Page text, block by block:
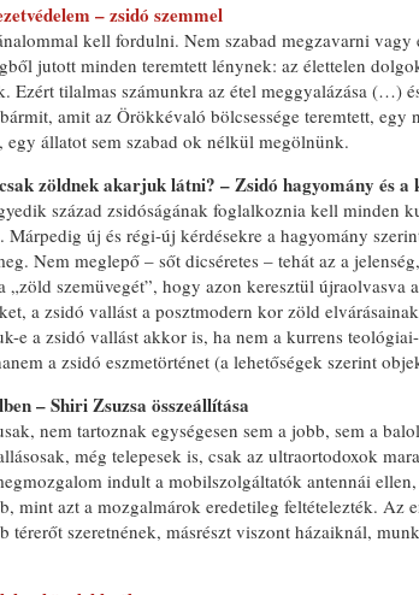
– zsidó szemmel
kell fordulni. Nem szabad megzavarni vagy
jutott minden teremtett lénynek: az élettelen
Ezért tilalmas számunkra az étel meggyalázása (…)
amit az Örökkévaló bölcsessége teremtett, egy
állatot sem szabad ok nélkül megölnünk.
zöldnek akarjuk látni? – Zsidó hagyomány és a
század zsidóságának foglalkoznia kell minden
Márpedig új és régi-új kérdésekre a hagyomány
Nem meglepő – sőt dicséretes – tehát az a
„zöld szemüvegét”, hogy azon keresztül újraolvasva
a zsidó vallást a posztmodern kor zöld
e a zsidó vallást akkor is, ha nem a kurrens
a zsidó eszmetörténet (a lehetőségek szerint
– Shiri Zsuzsa összeállítása
nem tartoznak egységesen sem a jobb, sem a
még telepesek is, csak az ultraortodoxok
indult a mobilszolgáltatók antennái
mint azt a mozgalmárok eredetileg feltételezték. Az
térerőt szeretnének, másrészt viszont házaiknál,